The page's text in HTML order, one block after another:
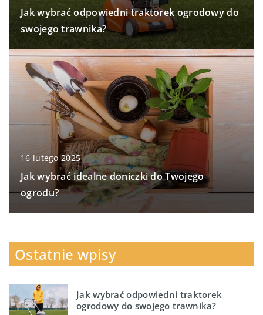
Jak wybrać odpowiedni traktorek ogrodowy do
swojego trawnika?
16 lutego 2025
Jak wybrać idealne doniczki do Twojego
ogrodu?
Ostatnie wpisy
Jak wybrać odpowiedni traktorek
ogrodowy do swojego trawnika?